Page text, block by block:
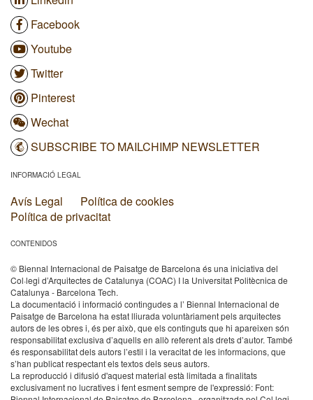
Facebook
Youtube
Twitter
Pinterest
Wechat
SUBSCRIBE TO MAILCHIMP NEWSLETTER
INFORMACIÓ LEGAL
Avís Legal
Política de cookies
Política de privacitat
CONTENIDOS
© Biennal Internacional de Paisatge de Barcelona és una iniciativa del
Col·legi d’Arquitectes de Catalunya (COAC) I la Universitat Politècnica de
Catalunya - Barcelona Tech.
La documentació i informació contingudes a l’ Biennal Internacional de
Paisatge de Barcelona ha estat lliurada voluntàriament pels arquitectes
autors de les obres i, és per això, que els continguts que hi apareixen són
responsabilitat exclusiva d’aquells en allò referent als drets d’autor. També
és responsabilitat dels autors l’estil i la veracitat de les informacions, que
s’han publicat respectant els textos dels seus autors.
La reproducció i difusió d'aquest material està limitada a finalitats
exclusivament no lucratives i fent esment sempre de l'expressió: Font: